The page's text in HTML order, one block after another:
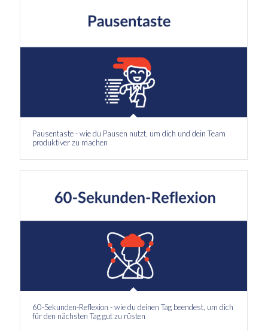
Pausentaste - wie du Pausen nutzt, um dich und dein Team
produktiver zu machen
60-Sekunden-Reflexion - wie du deinen Tag beendest, um dich
für den nächsten Tag gut zu rüsten